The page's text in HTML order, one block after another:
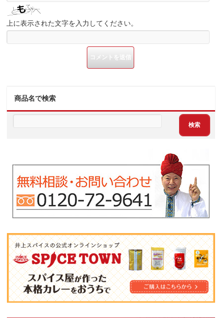
上に表示された文字を入力してください。
商品名で検索